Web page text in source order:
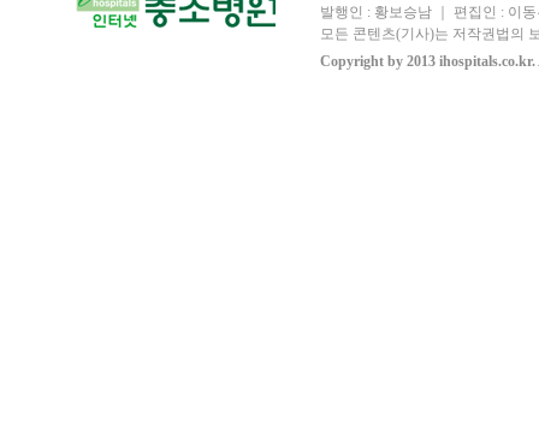
발행인 : 황보승남 ｜ 편집인 : 이
모든 콘텐츠(기사)는 저작권법의
Copyright by 2013 ihospitals.co.kr.